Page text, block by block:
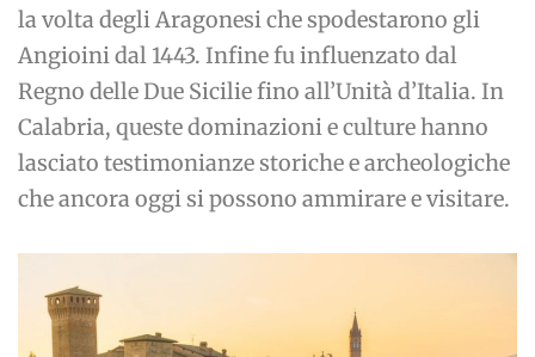
la volta degli Aragonesi che spodestarono gli
Angioini dal 1443. Infine fu influenzato dal
Regno delle Due Sicilie fino all’Unità d’Italia. In
Calabria, queste dominazioni e culture hanno
lasciato testimonianze storiche e archeologiche
che ancora oggi si possono ammirare e visitare.